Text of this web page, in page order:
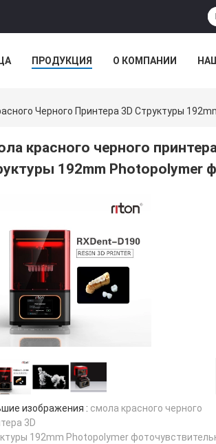
ПРОДУКЦИЯ О КОМПАНИИ
Черного Принтера 3D Структуры
красного черного
192mm Photopolymer
изображения : смола красного черного
3D
192mm Photopolymer